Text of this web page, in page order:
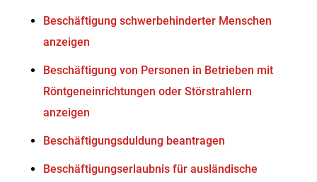
Beschäftigung schwerbehinderter Menschen
anzeigen
Beschäftigung von Personen in Betrieben mit
Röntgeneinrichtungen oder Störstrahlern
anzeigen
Beschäftigungsduldung beantragen
Beschäftigungserlaubnis für ausländische